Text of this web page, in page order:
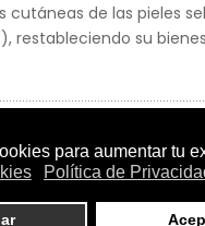
cutáneas de las pieles
restableciendo su